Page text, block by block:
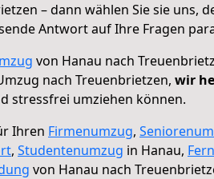
– dann wählen Sie sie uns,
Antwort auf Ihre Fragen
von Hanau nach
nach Treuenbrietzen, wir
stressfrei umziehen können.
Ihren Firmenumzug,
, Studentenumzug in Hanau,
von Hanau nach